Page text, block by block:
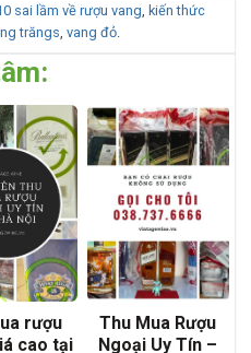
sai lầm về rượu vang, kiến thức
trăngs,vang đỏ.
rượu
cao tại
Thu Mua Rượu
Ngoại Uy Tín –